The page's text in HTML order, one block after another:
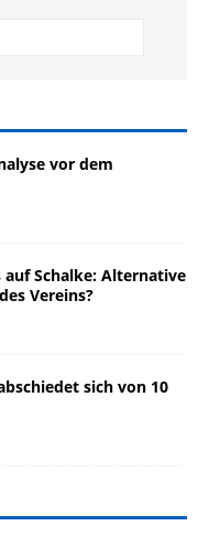
vor dem
Schalke: Alternative
Vereins?
sich von 10